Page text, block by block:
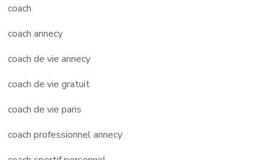
coach
coach annecy
coach de vie annecy
coach de vie gratuit
coach de vie paris
coach professionnel annecy